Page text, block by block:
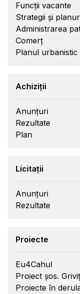
Funcții vacante
Strategii și
Administrarea
Comerț
Planul urbanistic
Achiziții
Anunțuri
Rezultate
Plan
Licitații
Anunțuri
Rezultate
Proiecte
Eu4Cahul
Proiect șos.
Proiecte în